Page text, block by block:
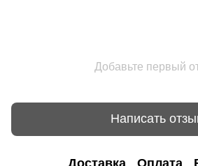
Добавьте первый
Написать